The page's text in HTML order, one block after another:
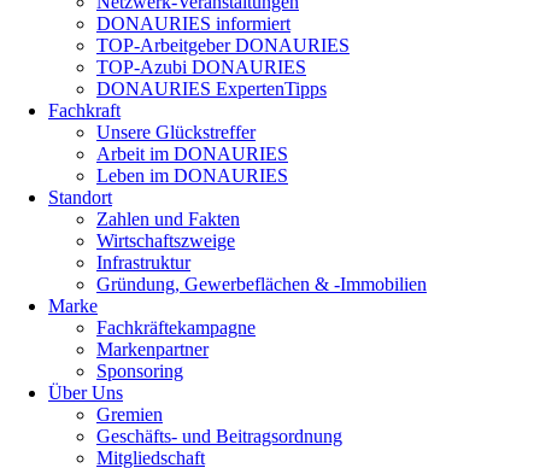
DONAURIES informiert
TOP-Arbeitgeber DONAURIES
TOP-Azubi DONAURIES
DONAURIES ExpertenTipps
Fachkraft
Unsere Glückstreffer
Arbeit im DONAURIES
Leben im DONAURIES
Standort
Zahlen und Fakten
Wirtschaftszweige
Infrastruktur
Gründung, Gewerbeflächen & -Immobilien
Marke
Fachkräftekampagne
Markenpartner
Sponsoring
Über Uns
Gremien
Geschäfts- und Beitragsordnung
Mitgliedschaft